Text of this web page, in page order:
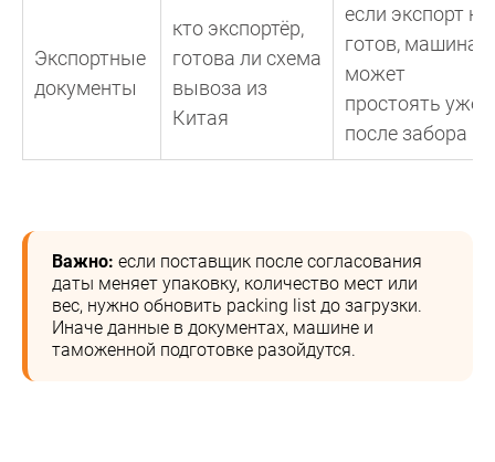
Экспортные
документы
кто экспортёр,
готова ли схема
вывоза из
Китая
если экспорт не
готов, машина
может
простоять уже
после забора
Важно: если поставщик после согласования
даты меняет упаковку, количество мест или
вес, нужно обновить packing list до загрузки.
Иначе данные в документах, машине и
таможенной подготовке разойдутся.